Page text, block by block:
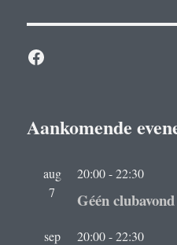
Facebook
Aankomende
aug
7
20:00-22:30
Géén
sep
20:00-22:30